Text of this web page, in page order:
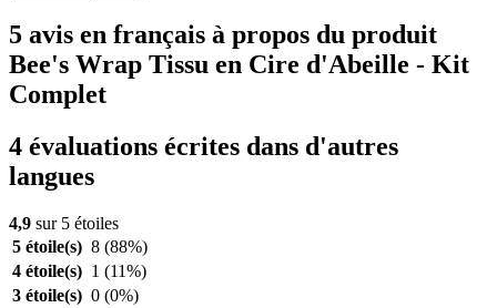
5 avis en français à propos du produit
Bee's Wrap Tissu en Cire d'Abeille - Kit
Complet
4 évaluations écrites dans d'autres
langues
4,9 sur 5 étoiles
5 étoile(s) 8 (88%)
4 étoile(s) 1 (11%)
3 étoile(s) 0 (0%)